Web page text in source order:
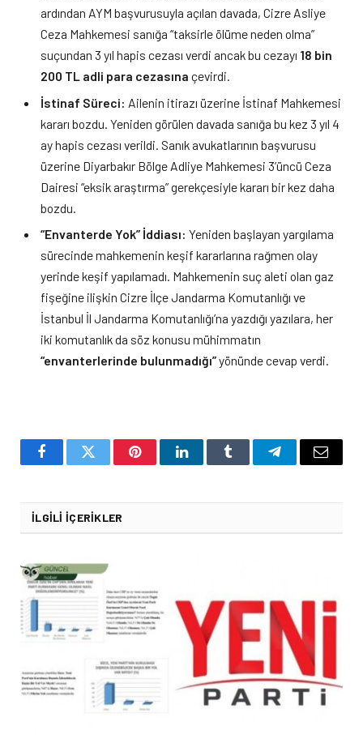
ardından AYM başvurusuyla açılan davada, Cizre Asliye
Ceza Mahkemesi sanığa “taksirle ölüme neden olma”
suçundan 3 yıl hapis cezası verdi ancak bu cezayı 18 bin
200 TL adli para cezasına çevirdi.
İstinaf Süreci: Ailenin itirazı üzerine İstinaf Mahkemesi
kararı bozdu. Yeniden görülen davada sanığa bu kez 3 yıl 4
ay hapis cezası verildi. Sanık avukatlarının başvurusu
üzerine Diyarbakır Bölge Adliye Mahkemesi 3’üncü Ceza
Dairesi “eksik araştırma” gerekçesiyle kararı bir kez daha
bozdu.
“Envanterde Yok” İddiası: Yeniden başlayan yargılama
sürecinde mahkemenin keşif kararlarına rağmen olay
yerinde keşif yapılamadı. Mahkemenin suç aleti olan gaz
fişeğine ilişkin Cizre İlçe Jandarma Komutanlığı ve
İstanbul İl Jandarma Komutanlığı’na yazdığı yazılara, her
iki komutanlık da söz konusu mühimmatın
“envanterlerinde bulunmadığı”yönünde cevap verdi.
FacebookTwitter PinterestLinkedInTumblr TelegramEmail
İLGILI İÇERIKLER